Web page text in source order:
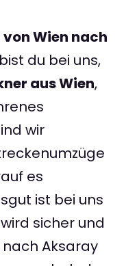
von Wien nach
du bei uns,
aus Wien,
wir
es
ist bei uns
sicher und
Aksaray